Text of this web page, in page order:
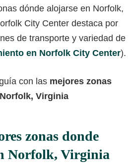
dónde alojarse en Norfolk,
City Center destaca por
de transporte y variedad de
en Norfolk City Center).
con las mejores zonas
Virginia
zonas donde
Norfolk, Virginia